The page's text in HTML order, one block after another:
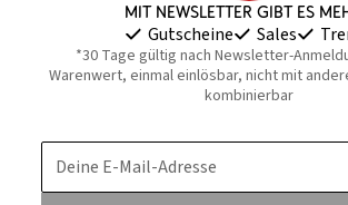
Mit Newsletter gibt es
Gutscheine Sales
*30 Tage gültig nach Newsletter-
Warenwert, einmal einlösbar, nicht mit
kombinierbar
Deine E-Mail-Adresse